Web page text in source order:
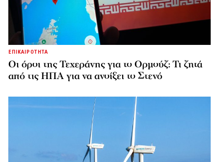
ΕΠΙΚΑΙΡΟΤΗΤΑ
Οι όροι της Τεχεράνης για το Ορμούζ: Τι ζητά
από τις ΗΠΑ για να ανοίξει το Στενό